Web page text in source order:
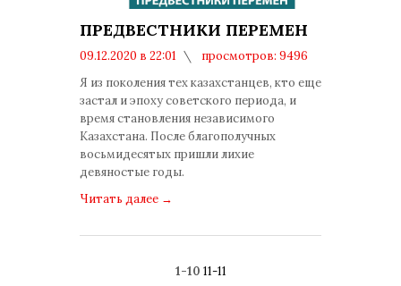
ПРЕДВЕСТНИКИ ПЕРЕМЕН
09.12.2020 в 22:01
просмотров: 9496
Я из поколения тех казахстанцев, кто еще
застал и эпоху советского периода, и
время становления независимого
Казахстана. После благополучных
восьмидесятых пришли лихие
девяностые годы.
Читать далее →
1-10 11-11